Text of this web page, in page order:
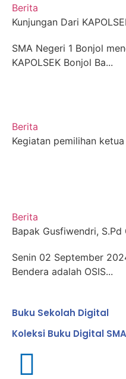
Berita
Kunjungan Dari
SMA Negeri 1 Bonjol
KAPOLSEK Bonjol Ba...
Berita
Kegiatan pemilihan
Berita
Bapak Gusfiwendri, S.Pd
Senin 02 September
Bendera adalah OSIS...
Buku Sekolah Digital
Koleksi Buku Digital SMA